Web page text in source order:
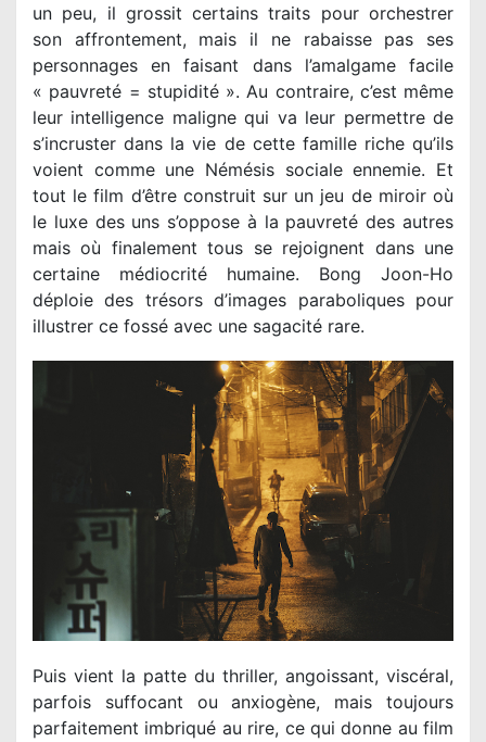
un peu, il grossit certains traits pour orchestrer
son affrontement, mais il ne rabaisse pas ses
personnages en faisant dans l’amalgame facile
« pauvreté = stupidité ». Au contraire, c’est même
leur intelligence maligne qui va leur permettre de
s’incruster dans la vie de cette famille riche qu’ils
voient comme une Némésis sociale ennemie. Et
tout le film d’être construit sur un jeu de miroir où
le luxe des uns s’oppose à la pauvreté des autres
mais où finalement tous se rejoignent dans une
certaine médiocrité humaine. Bong Joon-Ho
déploie des trésors d’images paraboliques pour
illustrer ce fossé avec une sagacité rare.
Puis vient la patte du thriller, angoissant, viscéral,
parfois suffocant ou anxiogène, mais toujours
parfaitement imbriqué au rire, ce qui donne au film